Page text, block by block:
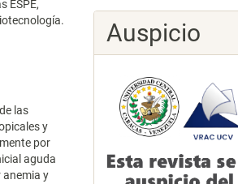
ESPE,
las
y
por
aguda
y
Auspicio